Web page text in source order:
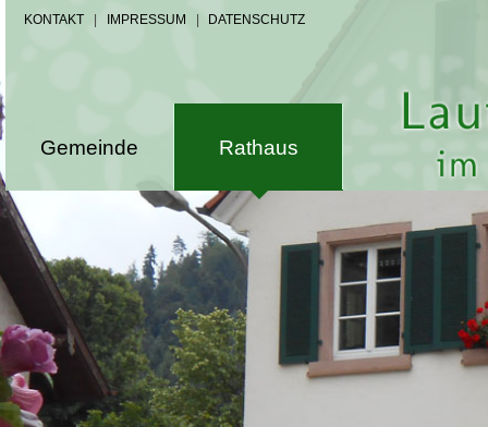
KONTAKT IMPRESSUM DATENSCHUTZ
Gemeinde Rathaus